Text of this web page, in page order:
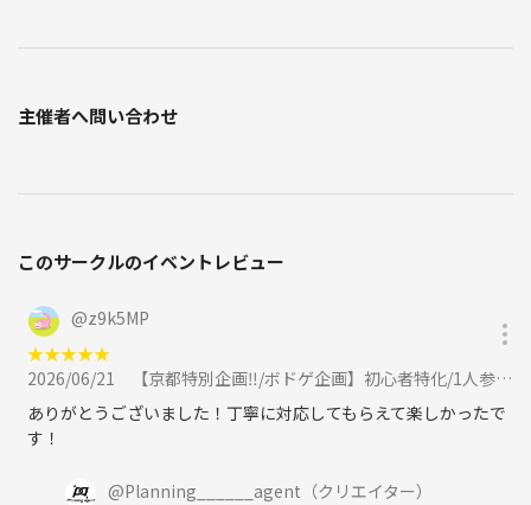
主催者へ問い合わせ
このサークルのイベントレビュー
@z9k5MP
★★★★★
2026/06/21
【京都特別企画‼️/ボドゲ企画】初心者特化/1人参加が9割♪烏丸・四条でボードゲーム企画/20代〜30代向けに参加
ありがとうございました！丁寧に対応してもらえて楽しかったで
す！
@Planning______agent （クリエイター）